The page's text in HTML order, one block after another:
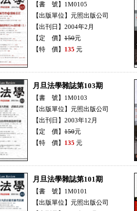
【書 號】1M0105
【出版單位】元照出版公司
【出刊日】2004年2月
【定 價】 150元
【特 價】 135 元
月旦法學雜誌第103期
【書 號】1M0103
【出版單位】元照出版公司
【出刊日】2003年12月
【定 價】 150元
【特 價】 135 元
月旦法學雜誌第101期
【書 號】1M0101
【出版單位】元照出版公司